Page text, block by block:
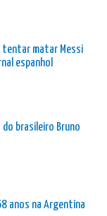
tentar matar Messi
espanhol
brasileiro Bruno
anos na Argentina